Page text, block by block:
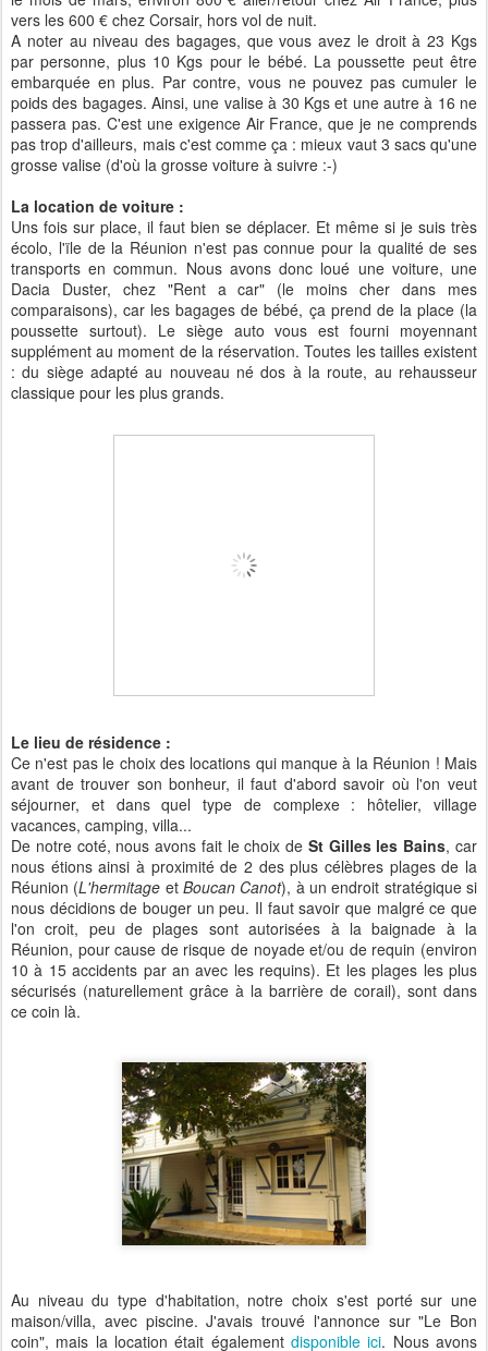
vers les 600 € chez Corsair, hors vol de nuit.
A noter au niveau des bagages, que vous avez le droit à 23 Kgs
par personne, plus 10 Kgs pour le bébé. La poussette peut être
embarquée en plus. Par contre, vous ne pouvez pas cumuler le
poids des bagages. Ainsi, une valise à 30 Kgs et une autre à 16 ne
passera pas. C'est une exigence Air France, que je ne comprends
pas trop d'ailleurs, mais c'est comme ça : mieux vaut 3 sacs qu'une
grosse valise (d'où la grosse voiture à suivre :-)
La location de voiture :
Uns fois sur place, il faut bien se déplacer. Et même si je suis très
écolo, l'ïle de la Réunion n'est pas connue pour la qualité de ses
transports en commun. Nous avons donc loué une voiture, une
Dacia Duster, chez "Rent a car" (le moins cher dans mes
comparaisons), car les bagages de bébé, ça prend de la place (la
poussette surtout). Le siège auto vous est fourni moyennant
supplément au moment de la réservation. Toutes les tailles existent
: du siège adapté au nouveau né dos à la route, au rehausseur
classique pour les plus grands.
Le lieu de résidence :
Ce n'est pas le choix des locations qui manque à la Réunion ! Mais
avant de trouver son bonheur, il faut d'abord savoir où l'on veut
séjourner, et dans quel type de complexe : hôtelier, village
vacances, camping, villa...
De notre coté, nous avons fait le choix de St Gilles les Bains, car
nous étions ainsi à proximité de 2 des plus célèbres plages de la
Réunion (L'hermitage etBoucan Canot), à un endroit stratégique si
nous décidions de bouger un peu. Il faut savoir que malgré ce que
l'on croit, peu de plages sont autorisées à la baignade à la
Réunion, pour cause de risque de noyade et/ou de requin (environ
10 à 15 accidents par an avec les requins). Et les plages les plus
sécurisés (naturellement grâce à la barrière de corail), sont dans
ce coin là.
Au niveau du type d'habitation, notre choix s'est porté sur une
maison/villa, avec piscine. J'avais trouvé l'annonce sur "Le Bon
coin", mais la location était également disponible ici. Nous avons